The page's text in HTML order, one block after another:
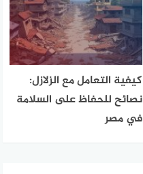
كيفية التعامل مع الزلازل:
نصائح للحفاظ على السلامة
في مصر